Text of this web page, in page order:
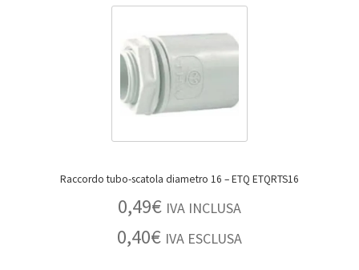
Raccordo tubo-scatola diametro 16 – ETQ ETQRTS16
0,49€ IVA INCLUSA
0,40€ IVA ESCLUSA